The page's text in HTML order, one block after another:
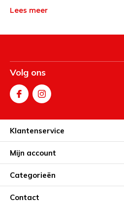
Lees meer
Volg ons
Klantenservice
Mijn account
Categorieën
Contact